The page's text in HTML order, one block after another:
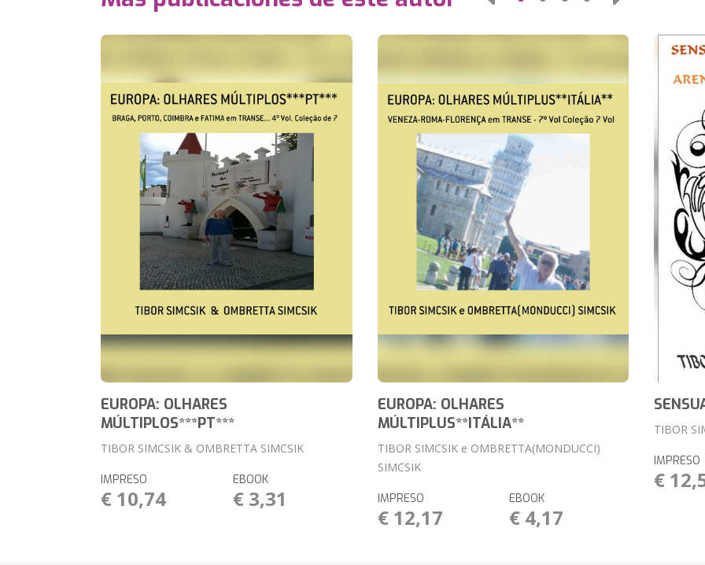
EUROPA: OLHARES
MÚLTIPLOS***PT***
TIBOR SIMCSIK & OMBRETTA SIMCSIK
IMPRESO
€ 10,74
EBOOK
€ 3,31
EUROPA: OLHARES
MÚLTIPLUS**ITÁLIA**
TIBOR SIMCSIK e OMBRETTA(MONDUCCI)
SIMCSIK
IMPRESO
€ 12,17
EBOOK
€ 4,17
TIBOR
IMPRESO
€